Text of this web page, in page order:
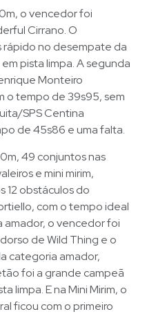
o vencedor foi
Cirrano. O
rápido no desempate da
pista limpa. A segunda
Monteiro
o tempo de 39s95, sem
SPS Centina
de 45s86 e uma falta.
49 conjuntos nas
e mini mirim,
12 obstáculos do
com o tempo ideal
o vencedor foi
de Wild Thing e o
categoria amador,
foi a grande campeã
limpa. E na Mini Mirim, o
ficou com o primeiro